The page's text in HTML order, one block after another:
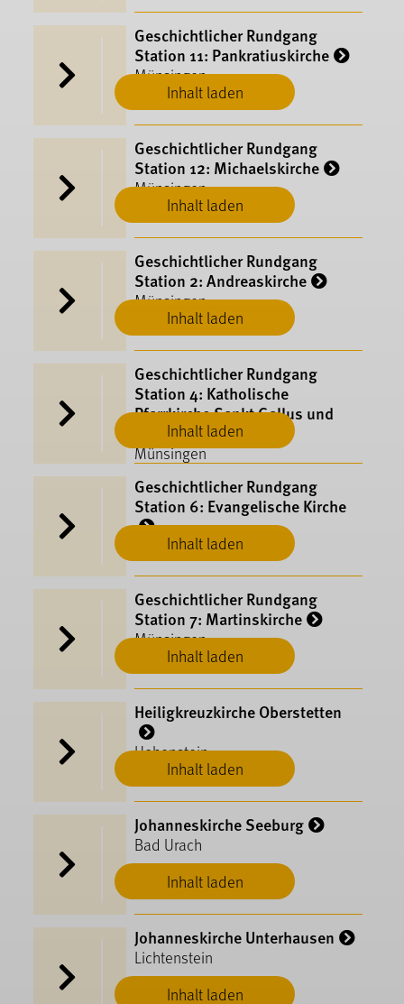
Inhalt laden
Geschichtlicher Rundgang
Station 11: Pankratiuskirche
Münsingen
Inhalt laden
Geschichtlicher Rundgang
Station 12: Michaelskirche
Münsingen
Inhalt laden
Geschichtlicher Rundgang
Station 2: Andreaskirche
Münsingen
Inhalt laden
Geschichtlicher Rundgang
Station 4: Katholische
Pfarrkirche Sankt Gallus und
Kirchengemeinde
Münsingen
Inhalt laden
Geschichtlicher Rundgang
Station 6: Evangelische Kirche
Münsingen
Inhalt laden
Geschichtlicher Rundgang
Station 7: Martinskirche
Münsingen
Inhalt laden
Heiligkreuzkirche Oberstetten
Hohenstein
Inhalt laden
Johanneskirche Seeburg
Bad Urach
Inhalt laden
Johanneskirche Unterhausen
Lichtenstein